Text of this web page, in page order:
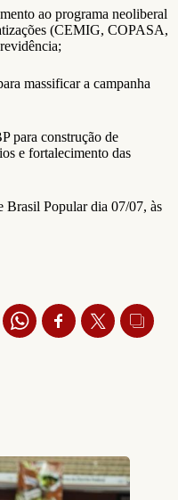
ao programa neoliberal
(CEMIG, COPASA,
massificar a campanha
para construção de
e fortalecimento das
Brasil Popular dia 07/07, às